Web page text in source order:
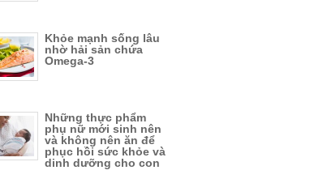
Khỏe mạnh sống lâu
nhờ hải sản chứa
Omega-3
Những thực phẩm
phụ nữ mới sinh nên
và không nên ăn để
phục hồi sức khỏe và
dinh dưỡng cho con